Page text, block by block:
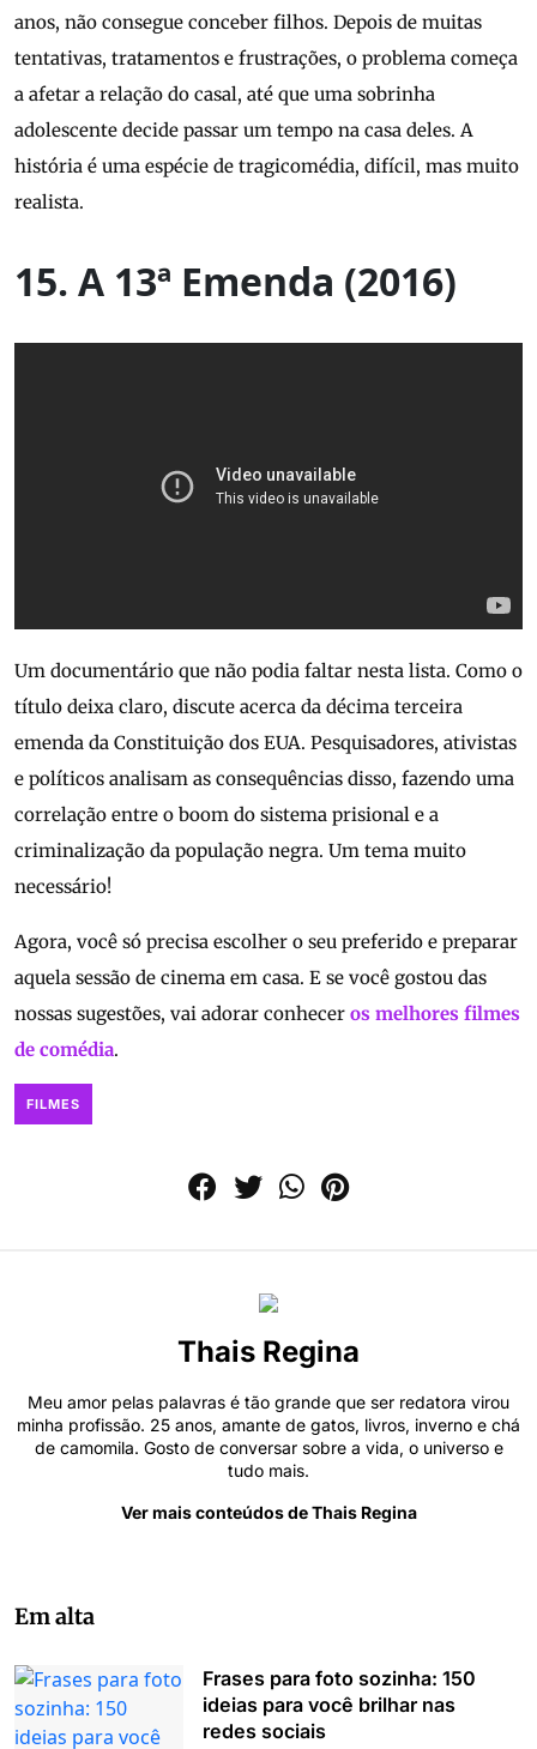
anos, não consegue conceber filhos. Depois de muitas
tentativas, tratamentos e frustrações, o problema começa
a afetar a relação do casal, até que uma sobrinha
adolescente decide passar um tempo na casa deles. A
história é uma espécie de tragicomédia, difícil, mas muito
realista.
15. A 13ª Emenda (2016)
Um documentário que não podia faltar nesta lista. Como o
título deixa claro, discute acerca da décima terceira
emenda da Constituição dos EUA. Pesquisadores, ativistas
e políticos analisam as consequências disso, fazendo uma
correlação entre o boom do sistema prisional e a
criminalização da população negra. Um tema muito
necessário!
Agora, você só precisa escolher o seu preferido e preparar
aquela sessão de cinema em casa. E se você gostou das
nossas sugestões, vai adorar conhecer os melhores filmes
de comédia.
FILMES
Thais Regina
Meu amor pelas palavras é tão grande que ser redatora virou
minha profissão. 25 anos, amante de gatos, livros, inverno e chá
de camomila. Gosto de conversar sobre a vida, o universo e
tudo mais.
Ver mais conteúdos de Thais Regina
Em alta
Frases para foto sozinha: 150
ideias para você brilhar nas
redes sociais